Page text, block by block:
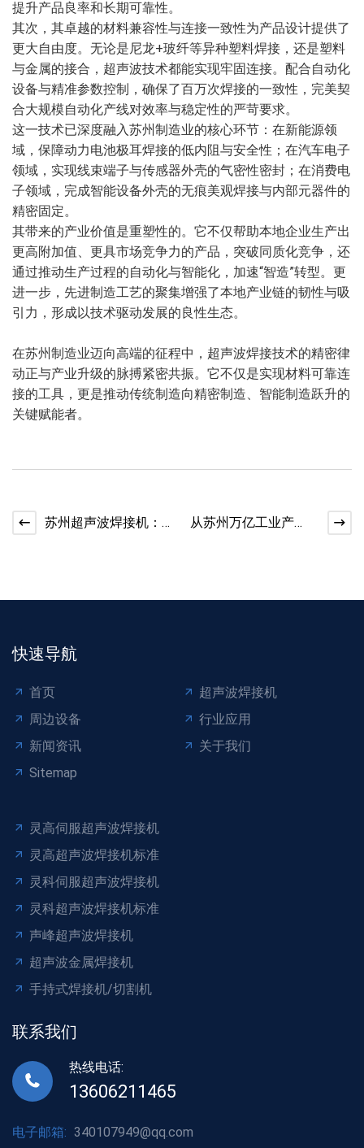
提升产品良率和长期可靠性。
其次，其卓越的材料兼容性与连接一致性为产品设计提供了
更大自由度。无论是尼龙+玻纤等异种塑料焊接，还是塑料
与金属的接合，超声波技术都能实现牢固连接。配合自动化
设备与精准参数控制，确保了百万次焊接的一致性，完美契
合大规模自动化产线对效率与稳定性的严苛要求。
这一技术已深度融入苏州制造业的核心环节：在新能源领
域，保障动力电池极耳焊接的低内阻与安全性；在汽车电子
领域，实现线束端子与传感器外壳的气密性密封；在消费电
子领域，完成智能设备外壳的无痕美观焊接与内部元器件的
精密固定。
其带来的产业价值是重塑性的。它不仅帮助本地企业生产出
更高附加值、更具市场竞争力的产品，突破同质化竞争，还
通过推动生产过程的自动化与智能化，加速“智造”转型。更
进一步，先进制造工艺的聚集增强了本地产业链的韧性与吸
引力，形成以技术驱动发展的良性生态。
在苏州制造业迈向高端的征程中，超声波焊接技术的精密律
动正与产业升级的脉搏紧密共振。它不仅是实现材料可靠连
接的工具，更是推动传统制造向精密制造、智能制造跃升的
关键赋能者。
苏州超声波焊接机：
从苏州万亿工业产
快速导航
首页
超声波焊接机
周边设备
行业应用
新闻资讯
关于我们
Sitemap
灵高伺服超声波焊接机
灵高超声波焊接机标准
灵科伺服超声波焊接机
灵科超声波焊接机标准
声峰超声波焊接机
超声波金属焊接机
手持式焊接机/切割机
联系我们
热线电话:
13606211465
电子邮箱: 340107949@qq.com